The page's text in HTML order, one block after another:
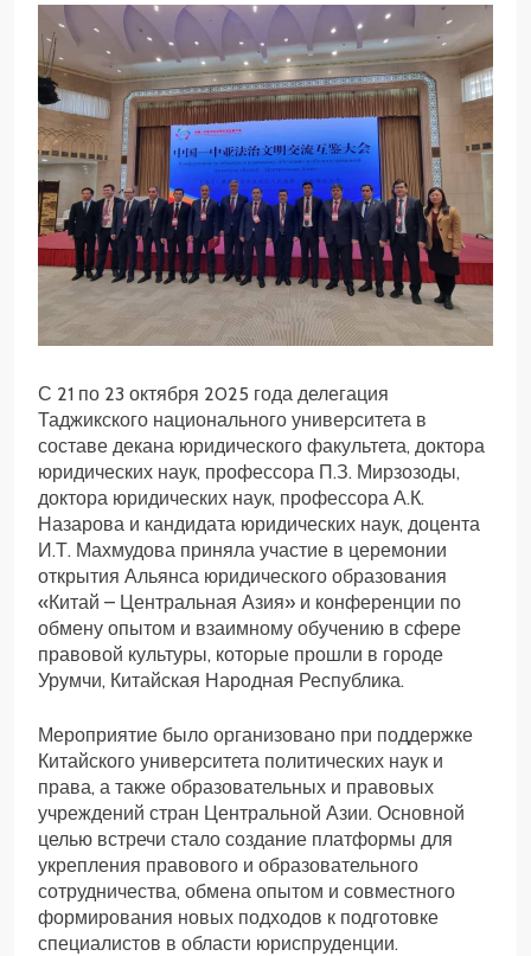
С 21 по 23 октября 2025 года делегация
Таджикского национального университета в
составе декана юридического факультета, доктора
юридических наук, профессора П.З. Мирзозоды,
доктора юридических наук, профессора А.К.
Назарова и кандидата юридических наук, доцента
И.Т. Махмудова приняла участие в церемонии
открытия Альянса юридического образования
«Китай – Центральная Азия» и конференции по
обмену опытом и взаимному обучению в сфере
правовой культуры, которые прошли в городе
Урумчи, Китайская Народная Республика.
Мероприятие было организовано при поддержке
Китайского университета политических наук и
права, а также образовательных и правовых
учреждений стран Центральной Азии. Основной
целью встречи стало создание платформы для
укрепления правового и образовательного
сотрудничества, обмена опытом и совместного
формирования новых подходов к подготовке
специалистов в области юриспруденции.